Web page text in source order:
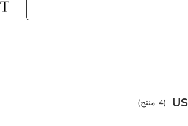
(
4 منتج)